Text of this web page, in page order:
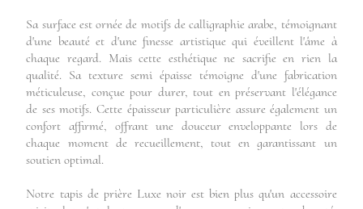
Sa surface est ornée de motifs de calligraphie arabe, témoignant
d'une beauté et d'une finesse artistique qui éveillent l'âme à
chaque regard. Mais cette esthétique ne sacrifie en rien la
qualité. Sa texture semi épaisse témoigne d'une fabrication
méticuleuse, conçue pour durer, tout en préservant l'élégance
de ses motifs. Cette épaisseur particulière assure également un
confort affirmé, offrant une douceur enveloppante lors de
chaque moment de recueillement, tout en garantissant un
soutien optimal.
Notre tapis de prière Luxe noir est bien plus qu'un accessoire